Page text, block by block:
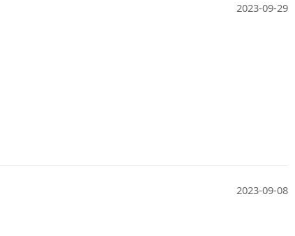
2023-09-29
2023-09-08